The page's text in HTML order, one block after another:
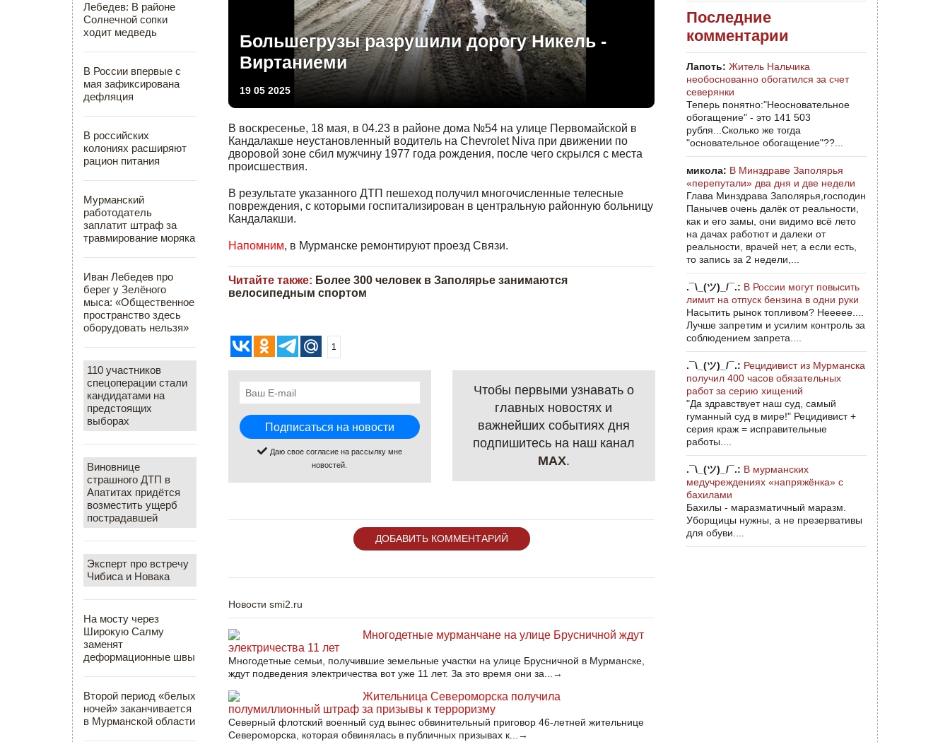
Лебедев: В районе
Солнечной сопки
ходит медведь
В России впервые с
мая зафиксирована
дефляция
В российских
колониях расширяют
рацион питания
Мурманский
работодатель
заплатит штраф за
травмирование моряка
Иван Лебедев про
берег у Зелёного
мыса: «Общественное
пространство здесь
оборудовать нельзя»
110 участников
спецоперации стали
кандидатами на
предстоящих
выборах
Виновнице
страшного ДТП в
Апатитах придётся
возместить ущерб
пострадавшей
Эксперт про встречу
Чибиса и Новака
На мосту через
Широкую Салму
заменят
деформационные швы
Второй период «белых
ночей» заканчивается
в Мурманской области
Большегрузы разрушили дорогу Никель -
Виртаниеми
19 05 2025
В воскресенье, 18 мая, в 04.23 в районе дома №54 на улице Первомайской в
Кандалакше неустановленный водитель на Chevrolet Niva при движении по
дворовой зоне сбил мужчину 1977 года рождения, после чего скрылся с места
происшествия.
В результате указанного ДТП пешеход получил многочисленные телесные
повреждения, с которыми госпитализирован в центральную районную больницу
Кандалакши.
Напомним, в Мурманске ремонтируют проезд Связи.
Читайте также: Более 300 человек в Заполярье занимаются
велосипедным спортом
1
Даю свое согласие на рассылку мне
новостей.
Чтобы первыми узнавать о
главных новостях и
важнейших событиях дня
подпишитесь на наш канал
MAX.
ДОБАВИТЬ КОММЕНТАРИЙ
Новости smi2.ru
Многодетные мурманчане на улице Брусничной ждут
электричества 11 лет
Многодетные семьи, получившие земельные участки на улице Брусничной в Мурманске,
ждут подведения электричества вот уже 11 лет. За это время они за...→
Жительница Североморска получила
полумиллионный штраф за призывы к терроризму
Северный флотский военный суд вынес обвинительный приговор 46-летней жительнице
Североморска, которая обвинялась в публичных призывах к...→
Последние
комментарии
Лапоть:Житель Нальчика
необоснованно обогатился за счет
северянки
Теперь понятно:"Неосновательное
обогащение" - это 141 503
рубля...Сколько же тогда
"основательное обогащение"??...
микола: В Минздраве Заполярья
«перепутали» два дня и две недели
Глава Минздрава Заполярья,господин
Панычев очень далёк от реальности,
как и его замы, они видимо всё лето
на дачах работют и далеки от
реальности, врачей нет, а если есть,
то запись за 2 недели,...
.¯\_(ツ)_/¯.: В России могут повысить
лимит на отпуск бензина в одни руки
Насытить рынок топливом? Неееее....
Лучше запретим и усилим контроль за
соблюдением запрета....
.¯\_(ツ)_/¯.: Рецидивист из Мурманска
получил 400 часов обязательных
работ за серию хищений
"Да здравствует наш суд, самый
гуманный суд в мире!" Рецидивист +
серия краж = исправительные
работы....
.¯\_(ツ)_/¯.: В мурманских
медучреждениях «напряжёнка» с
бахилами
Бахилы - маразматичный маразм.
Уборщицы нужны, а не презервативы
для обуви....